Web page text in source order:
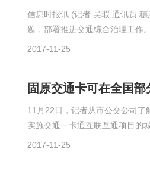
信息时报讯 (记者 吴瑕 通讯员
题，部署推进交通综合治理工作
2017-11-25
固原交通卡可在全国部
11月22日，记者从市公交公司
实施交通一卡通互联互通项目的
2017-11-25